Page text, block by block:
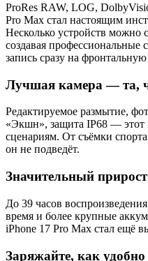
ProRes RAW, LOG,
Pro Max стал настоящим
Несколько устройств можно
создавая профессиональные
запись сразу на
Лучшая камера — та,
Редактируемое размытие,
«Экшн», защита IP68 — этот
сценариям. От съёмки
он не подведёт.
Значительный
До 39 часов
время и более крупные
iPhone 17 Pro Max стал ещё
Заряжайте, как удобно